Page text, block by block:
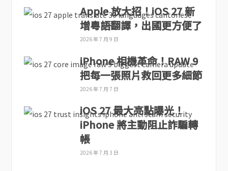
Apple 放大招！iOS 27 新
增粵語翻譯，出國更方便了
2026 年 7 月 9 日
iPhone 相機革命！RAW 9
把每一張照片救回更多細節
2026 年 7 月 7 日
iOS 27 最大亮點曝光！
iPhone 將主動阻止詐騙轉
帳
2026 年 7 月 3 日